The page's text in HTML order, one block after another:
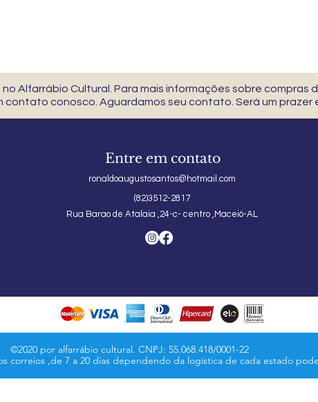
Alfarrábio Cultural. Para mais informações sobre compras
contato conosco. Aguardamos seu contato. Será um prazer
Entre em contato
ronaldoaugustosantos@hotmail.com
(82)3512-2817
Rua Barao de Atalaia ,24-c- centro ,Maceió-AL
©2020 por alfarrábio cultural. CNPJ: 55.068.418/0001-22
correios ,de 7 a 20 dias dependendo da logística de cada estado